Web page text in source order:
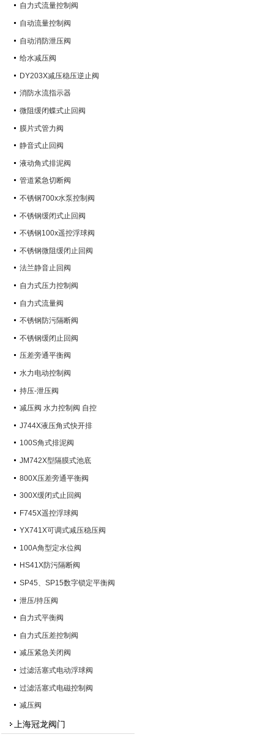
自力式流量控制阀
自动流量控制阀
自动消防泄压阀
给水减压阀
DY203X减压稳压逆止阀
消防水流指示器
微阻缓闭蝶式止回阀
膜片式管力阀
静音式止回阀
液动角式排泥阀
管道紧急切断阀
不锈钢700x水泵控制阀
不锈钢缓闭式止回阀
不锈钢100x遥控浮球阀
不锈钢微阻缓闭止回阀
法兰静音止回阀
自力式压力控制阀
自力式流量阀
不锈钢防污隔断阀
不锈钢缓闭止回阀
压差旁通平衡阀
水力电动控制阀
持压-泄压阀
减压阀 水力控制阀 自控
J744X液压角式快开排
100S角式排泥阀
JM742X型隔膜式池底
800X压差旁通平衡阀
300X缓闭式止回阀
F745X遥控浮球阀
YX741X可调式减压稳压阀
100A角型定水位阀
HS41X防污隔断阀
SP45、SP15数字锁定平衡阀
泄压/持压阀
自力式平衡阀
自力式压差控制阀
减压紧急关闭阀
过滤活塞式电动浮球阀
过滤活塞式电磁控制阀
减压阀
上海冠龙阀门